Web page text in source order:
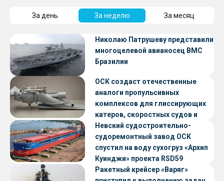
За день За неделю За месяц
Николаю Патрушеву представили
многоцелевой авианосец ВМС
Бразилии
ОСК создаст отечественные
аналоги пропульсивных
комплексов для глиссирующих
катеров, скоростных судов и
судов с малой осадкой
Невский судостроительно-
судоремонтный завод ОСК
спустил на воду сухогруз «Архип
Куинджи» проекта RSD59
Ракетный крейсер «Варяг»